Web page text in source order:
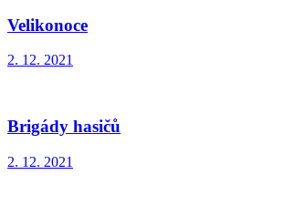
Velikonoce
2. 12. 2021
Brigády hasičů
2. 12. 2021